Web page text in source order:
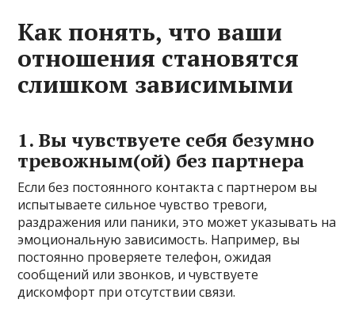
Как понять, что ваши
отношения становятся
слишком зависимыми
1. Вы чувствуете себя безумно
тревожным(ой) без партнера
Если без постоянного контакта с партнером вы
испытываете сильное чувство тревоги,
раздражения или паники, это может указывать на
эмоциональную зависимость. Например, вы
постоянно проверяете телефон, ожидая
сообщений или звонков, и чувствуете
дискомфорт при отсутствии связи.